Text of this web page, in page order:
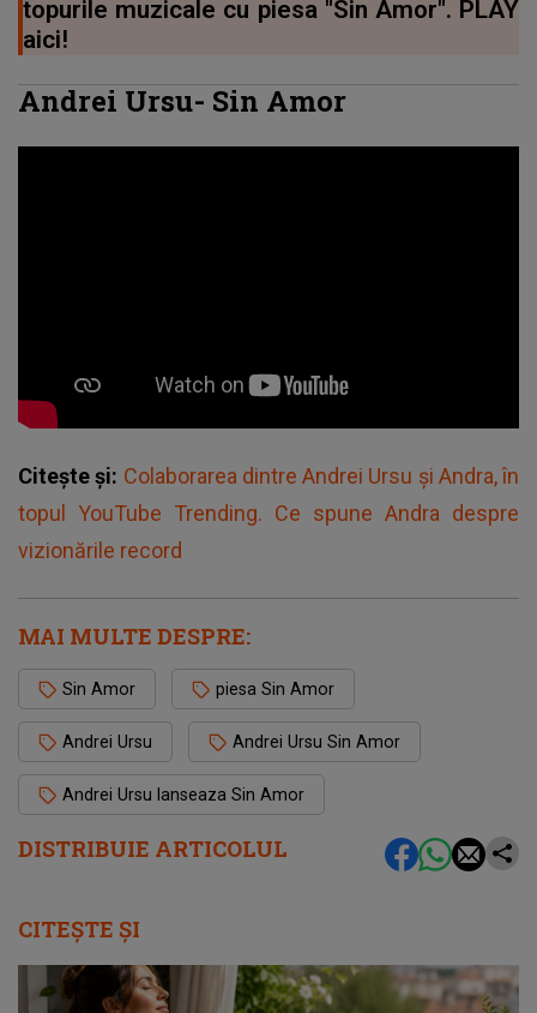
DISTRIBUIE ARTICOLUL
topurile muzicale cu piesa "Sin Amor". PLAY
aici!
Andrei Ursu- Sin Amor
Citește și: Colaborarea dintre Andrei Ursu și Andra, în
topul YouTube Trending. Ce spune Andra despre
vizionările record
MAI MULTE DESPRE:
Sin Amor piesa Sin Amor
Andrei Ursu Andrei Ursu Sin Amor
Andrei Ursu lanseaza Sin Amor
CITEȘTE ȘI